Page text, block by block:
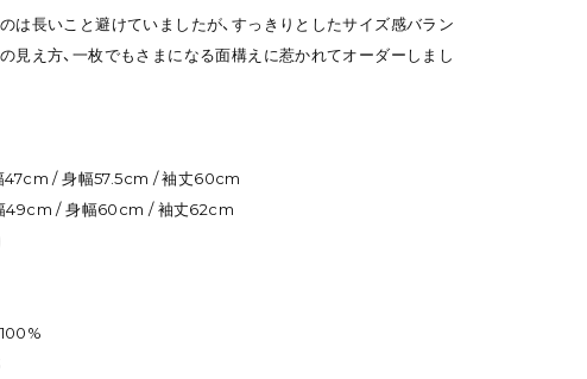
は長いこと避けていましたが、すっきりとしたサイズ感バラン
見え方、一枚でもさまになる面構えに惹かれてオーダーしまし
47cm / 身幅57.5cm / 袖丈60cm
49cm / 身幅60cm / 袖丈62cm